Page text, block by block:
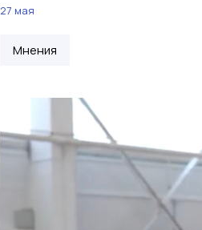
27 мая
Мнения